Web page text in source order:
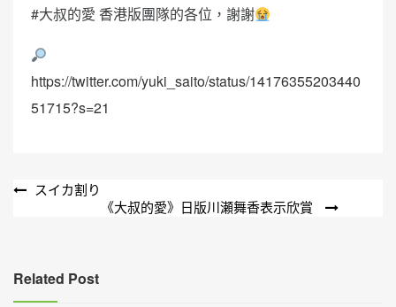
#大叔的愛 香港版團隊的各位，謝謝
https://twitter.com/yuki_saito/status/14176355203440
51715?s=21
文
覽
スイカ割り
《大叔的愛》日版川瀬舞香表示欣賞
Related Post